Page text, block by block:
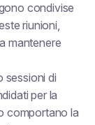
condivise
riunioni,
mantenere
sessioni di
per la
comportano la